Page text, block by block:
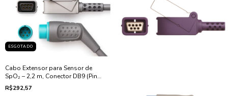
ESGOTADO
Cabo Extensor para Sensor de
SpO₂ – 2,2 m, Conector DB9 (Pino
Redondo), Compatível com
Mindray KT-311
R$292,57